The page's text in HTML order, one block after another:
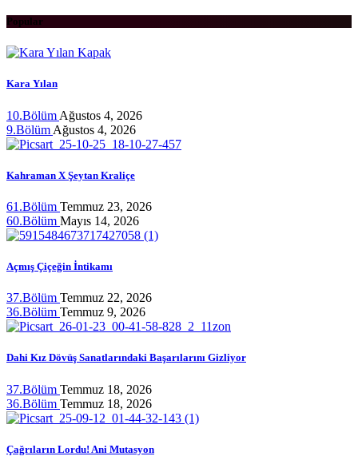
Popular
Kara Yılan
10.Bölüm Ağustos 4, 2026
9.Bölüm Ağustos 4, 2026
Kahraman X Şeytan Kraliçe
61.Bölüm Temmuz 23, 2026
60.Bölüm Mayıs 14, 2026
Açmış Çiçeğin İntikamı
37.Bölüm Temmuz 22, 2026
36.Bölüm Temmuz 9, 2026
Dahi Kız Dövüş Sanatlarındaki Başarılarını Gizliyor
37.Bölüm Temmuz 18, 2026
36.Bölüm Temmuz 18, 2026
Çağrıların Lordu! Ani Mutasyon